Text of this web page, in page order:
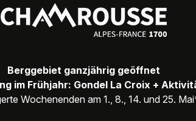
Berggebiet ganzjährig geöffnet
im Frühjahr: Gondel La Croix +
Wochenenden am 1., 8., 14. und 25.